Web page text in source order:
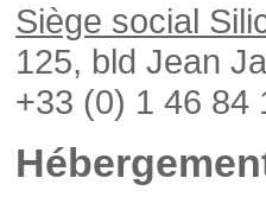
Siège social
125, bld Jean
+33 (0) 1 46 84